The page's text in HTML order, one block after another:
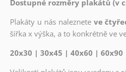
Dostupné rozměry plakátů (v
Plakáty u nás naleznete ve
šířka x výška, a to konkrétně ve
20x30 | 30x45 | 40x60 | 60x90